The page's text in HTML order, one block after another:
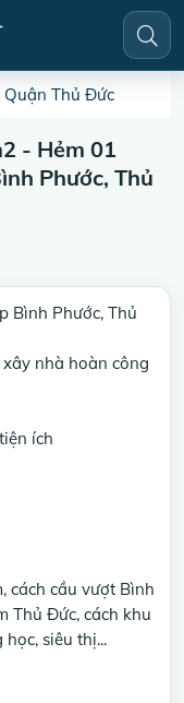
Quận Thủ Đức
- Hẻm 01
Phước, Thủ
Bình Phước, Thủ
nhà hoàn công
ích
cách cầu vượt Bình
Thủ Đức, cách khu
siêu thị...